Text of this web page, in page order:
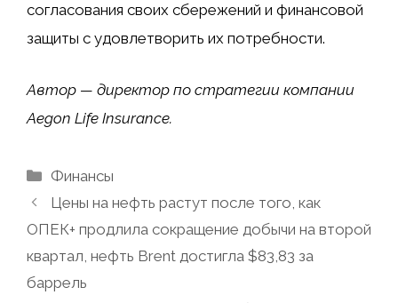
согласования своих сбережений и финансовой
защиты с удовлетворить их потребности.
Автор — директор по стратегии компании
Aegon Life Insurance.
Рубрики
Финансы
Цены на нефть растут после того, как
ОПЕК+ продлила сокращение добычи на второй
квартал, нефть Brent достигла $83,83 за
баррель